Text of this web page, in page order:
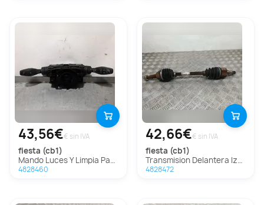
43,56€€ sin IVA
fiesta (cb1)
Mando Luces Y Limpia Para Ford Fiesta
4828460
42,66€€ sin IVA
fiesta (cb1)
Transmision Delantera Izquierda Para Ford Fiesta
4828472